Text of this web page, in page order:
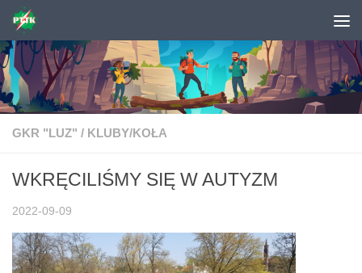
Skip to content
GKR "LUZ" / KLUBY/KOŁA
WKRĘCILIŚMY SIĘ W AUTYZM
2022-09-09